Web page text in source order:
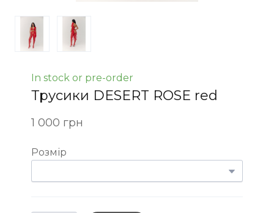
In stock or pre-order
Трусики DESERT ROSE red
1 000 грн
Розмір